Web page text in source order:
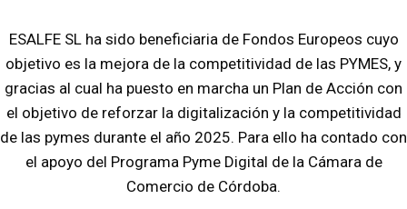
ESALFE SL ha sido beneficiaria de Fondos Europeos cuyo
objetivo es la mejora de la competitividad de las PYMES, y
gracias al cual ha puesto en marcha un Plan de Acción con
el objetivo de reforzar la digitalización y la competitividad
de las pymes durante el año 2025. Para ello ha contado con
el apoyo del Programa Pyme Digital de la Cámara de
Comercio de Córdoba.